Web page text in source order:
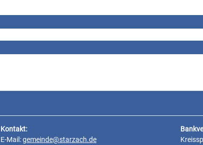
Kontakt:
E-Mail:gemeinde@starzach.de